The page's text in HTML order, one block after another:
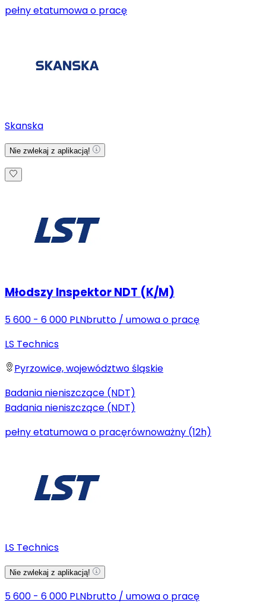
pełny etatumowa o pracę
Skanska
Nie zwlekaj z aplikacją!
Młodszy Inspektor NDT (K/M)
5 600 - 6 000 PLNbrutto / umowa o pracę
LS Technics
Pyrzowice, województwo śląskie
Badania nieniszczące (NDT)
Badania nieniszczące (NDT)
pełny etatumowa o pracęrównoważny (12h)
LS Technics
Nie zwlekaj z aplikacją!
5 600 - 6 000 PLNbrutto / umowa o pracę